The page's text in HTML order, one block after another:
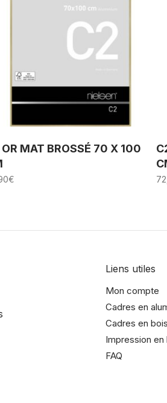
OR MAT BROSSÉ 70 X 100
€
Liens utiles
Mon compte
Cadres en
Cadres en bois
Impression en
FAQ